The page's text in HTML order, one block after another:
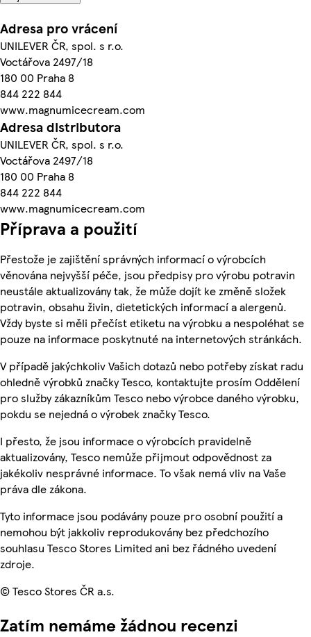
Adresa pro vrácení
UNILEVER ČR, spol. s r.o.
Voctářova 2497/18
180 00 Praha 8
844 222 844
www.magnumicecream.com
Adresa distributora
UNILEVER ČR, spol. s r.o.
Voctářova 2497/18
180 00 Praha 8
844 222 844
www.magnumicecream.com
Příprava a použití
Přestože je zajištění správných informací o výrobcích
věnována nejvyšší péče, jsou předpisy pro výrobu potravin
neustále aktualizovány tak, že může dojít ke změně složek
potravin, obsahu živin, dietetických informací a alergenů.
Vždy byste si měli přečíst etiketu na výrobku a nespoléhat se
pouze na informace poskytnuté na internetových stránkách.
V případě jakýchkoliv Vašich dotazů nebo potřeby získat radu
ohledně výrobků značky Tesco, kontaktujte prosím Oddělení
pro služby zákazníkům Tesco nebo výrobce daného výrobku,
pokdu se nejedná o výrobek značky Tesco.
I přesto, že jsou informace o výrobcích pravidelně
aktualizovány, Tesco nemůže přijmout odpovědnost za
jakékoliv nesprávné informace. To však nemá vliv na Vaše
práva dle zákona.
Tyto informace jsou podávány pouze pro osobní použití a
nemohou být jakkoliv reprodukovány bez předchozího
souhlasu Tesco Stores Limited ani bez řádného uvedení
zdroje.
© Tesco Stores ČR a.s.
Zatím nemáme žádnou recenzi